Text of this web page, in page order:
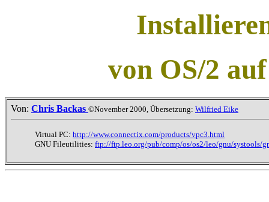
von OS/2
Von: Chris Backas ©November 2000, Übersetzung: Wilfried Eike
Virtual PC: http://www.connectix.com/products/vpc3.html
GNU Fileutilities: ftp://ftp.leo.org/pub/comp/os/os2/leo/gnu/systools/